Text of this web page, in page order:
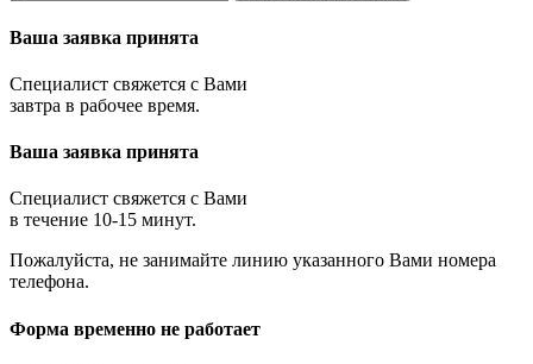
Ваша заявка принята
Специалист свяжется с Вами
завтра в рабочее время.
Ваша заявка принята
Специалист свяжется с Вами
в течение 10-15 минут.
Пожалуйста, не занимайте линию указанного Вами номера
телефона.
Форма временно не работает